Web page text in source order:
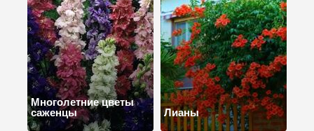
Многолетние цветы
саженцы
Лианы